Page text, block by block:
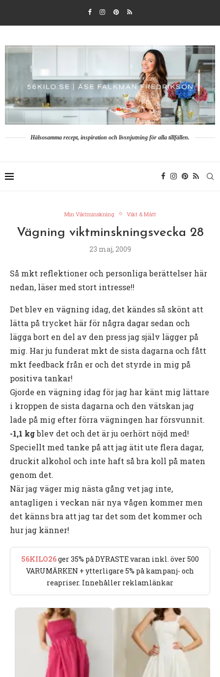
Hälsosamma recept, inspiration och livsnjutning för alla tillfällen.
Min Viktminskning Vikt & Mått
Vägning viktminskningsvecka 28
23 maj, 2009
Så mkt reflektioner och personliga berättelser här
nedan, läser med stort intresse!!
Det blev en vägning idag, det kändes så skönt att
lätta på trycket här för några dagar sedan och
lägga bort en del av den press jag själv lägger på
mig. Har ju funderat mkt de sista dagarna och fått
mkt feedback från er och det styrde in mig på
positiva tankar!
Gjorde en vägning idag för jag har känt mig lättare
i kroppen de sista dagarna och den vätskan jag
lade på mig efter förra vägningen har försvunnit.
-1,1 kgblev det och det är ju oerhört nöjd med!
Speciellt med tanke på att jag ätit ute flera dagar,
druckit alkohol och inte haft så bra koll på maten
genom det.
När jag väger mig nästa gång vet jag inte,
antagligen i veckan när nya vågen kommer men
det känns bra att jag tar det som det kommer och
hur jag känner!
56KILO26ger 35% på DYRASTE varan inkl. över 500
VARUMÄRKEN + ytterligare 5% på kampanj- och
reapriser. Innehåller reklamlänkar